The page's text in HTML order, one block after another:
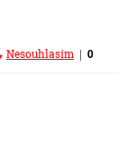
Nesouhlasím | 0